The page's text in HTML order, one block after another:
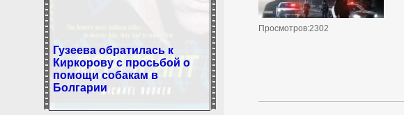
Просмотров:2302
Гузеева обратилась к
Киркорову с просьбой о
помощи собакам в
Болгарии
Телеведущая и актриса Лариса